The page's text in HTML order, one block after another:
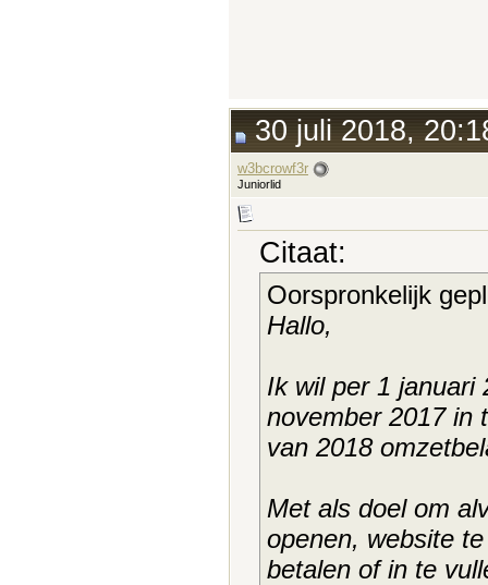
30 juli 2018,
w3bcrowf3r
Juniorlid
Citaat:
Oorspronkelijk
Hallo,
Ik wil per 1 januari
november 2017 in
van 2018
Met als doel om
openen, website
betalen of in te